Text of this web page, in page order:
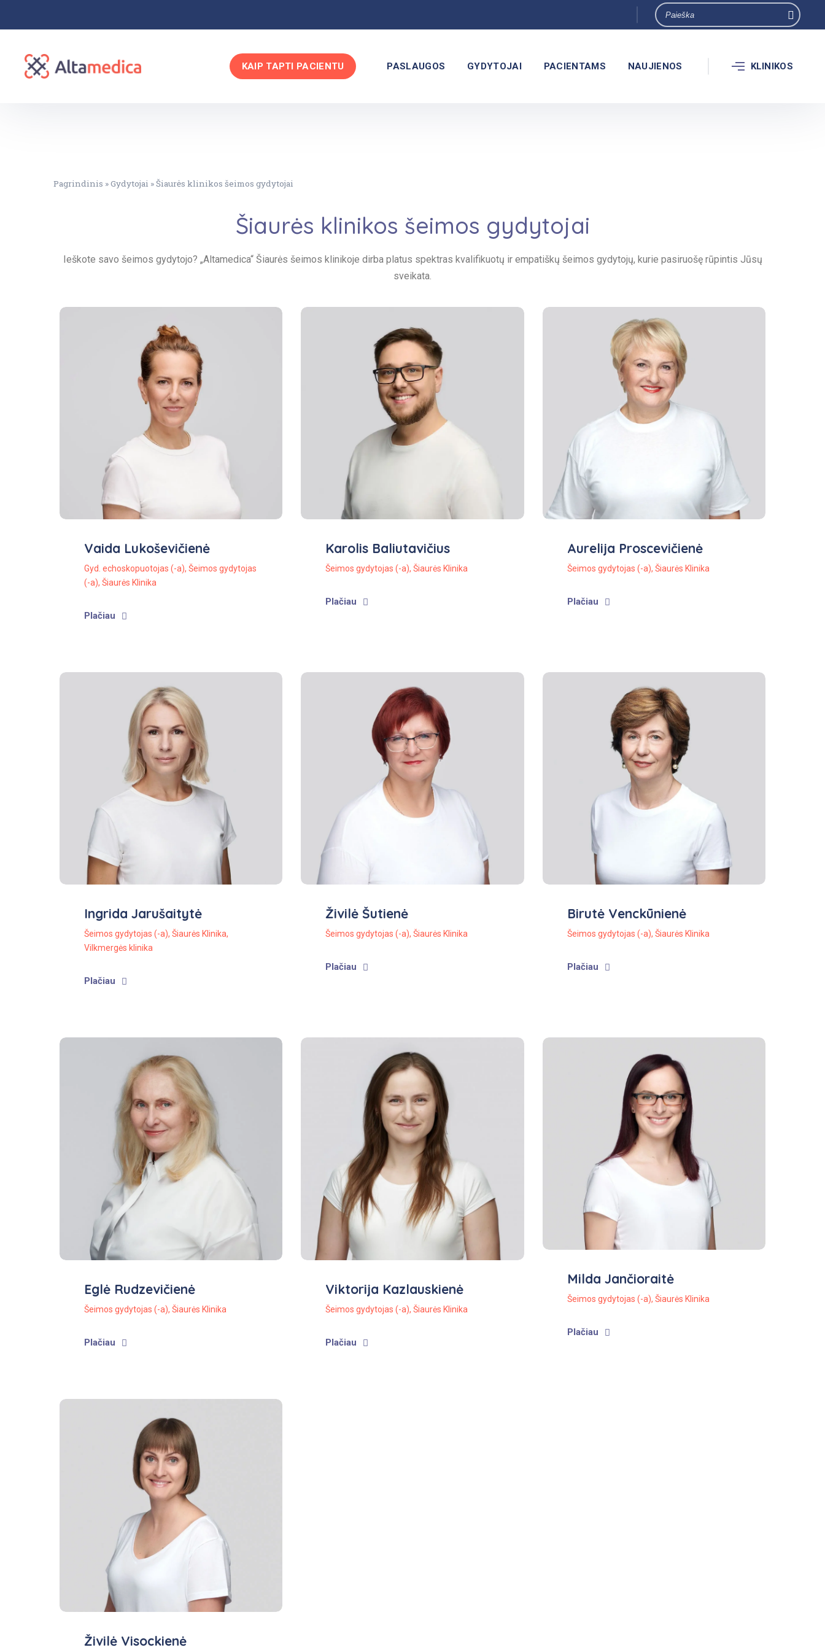
KAIP TAPTI PACIENTU PASLAUGOS GYDYTOJAI PACIENTAMS NAUJIENOS KLINIKOS
Pagrindinis »Gydytojai »Šiaurės klinikos šeimos gydytojai
Šiaurės klinikos šeimos gydytojai
Ieškote savo šeimos gydytojo? „Altamedica“ Šiaurės šeimos klinikoje dirba platus spektras kvalifikuotų ir empatiškų šeimos gydytojų, kurie pasiruošę rūpintis Jūsų
sveikata.
Vaida Lukoševičienė
Gyd. echoskopuotojas (-a), Šeimos gydytojas
(-a), Šiaurės Klinika
Plačiau
Karolis Baliutavičius
Šeimos gydytojas (-a),Šiaurės Klinika
Plačiau
Aurelija Proscevičienė
Šeimos gydytojas (-a), Šiaurės Klinika
Plačiau
Ingrida Jarušaitytė
Šeimos gydytojas (-a), Šiaurės Klinika,
Vilkmergės klinika
Plačiau
Živilė Šutienė
Šeimos gydytojas (-a),Šiaurės Klinika
Plačiau
Birutė Venckūnienė
Šeimos gydytojas (-a), Šiaurės Klinika
Plačiau
Eglė Rudzevičienė
Šeimos gydytojas (-a), Šiaurės Klinika
Plačiau
Viktorija Kazlauskienė
Šeimos gydytojas (-a),Šiaurės Klinika
Plačiau
Milda Jančioraitė
Šeimos gydytojas (-a), Šiaurės Klinika
Plačiau
Živilė Visockienė